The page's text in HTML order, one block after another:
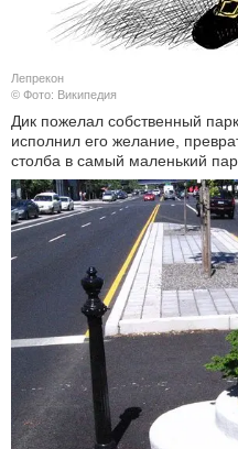
Лепрекон
© Фото: Википедия
Дик пожелал собственный
исполнил его желание,
столба в самый маленький